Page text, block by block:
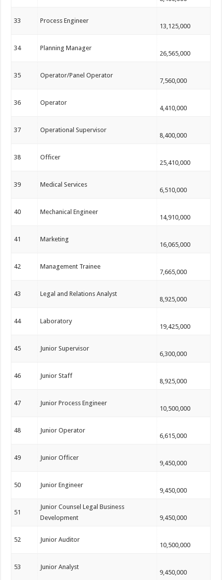
33 Process Engineer
13,125,000
34 Planning Manager
26,565,000
35 Operator/Panel Operator
7,560,000
36 Operator
4,410,000
37 Operational Supervisor
8,400,000
38 Officer
25,410,000
39 Medical Services
6,510,000
40 Mechanical Engineer
14,910,000
41 Marketing
16,065,000
42 Management Trainee
7,665,000
43 Legal and Relations Analyst
8,925,000
44 Laboratory
19,425,000
45 Junior Supervisor
6,300,000
46 Junior Staff
8,925,000
47 Junior Process Engineer
10,500,000
48 Junior Operator
6,615,000
49 Junior Officer
9,450,000
50 Junior Engineer
9,450,000
51
Junior Counsel Legal Business
Development
9,450,000
52 Junior Auditor
10,500,000
53 Junior Analyst
9,450,000